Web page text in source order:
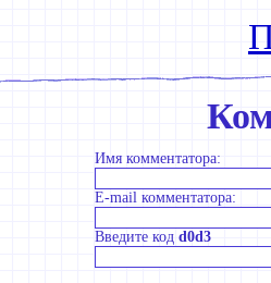
Имя комментатора:
E-mail комментатора:
Введите код d0d3